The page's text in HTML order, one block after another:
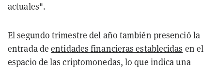
actuales".
El segundo trimestre del año también presenció la
entrada deentidades financieras establecidas en el
espacio de las criptomonedas, lo que indica una